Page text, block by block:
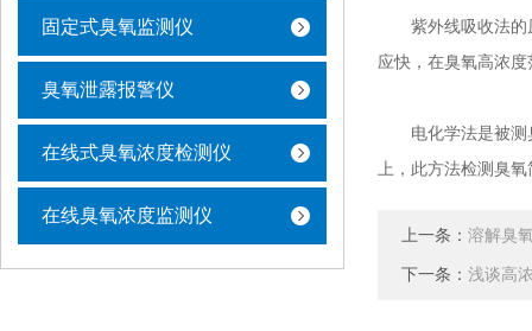
固定式臭氧监测仪
臭氧泄露报警仪
在线式臭氧浓度检测仪
在线臭氧浓度监测仪
紫外线吸收法的原
应快，在臭氧高浓
电化学法是被测臭
上，此方法检测臭
上一条： 溶解臭
下一条： 浅谈高